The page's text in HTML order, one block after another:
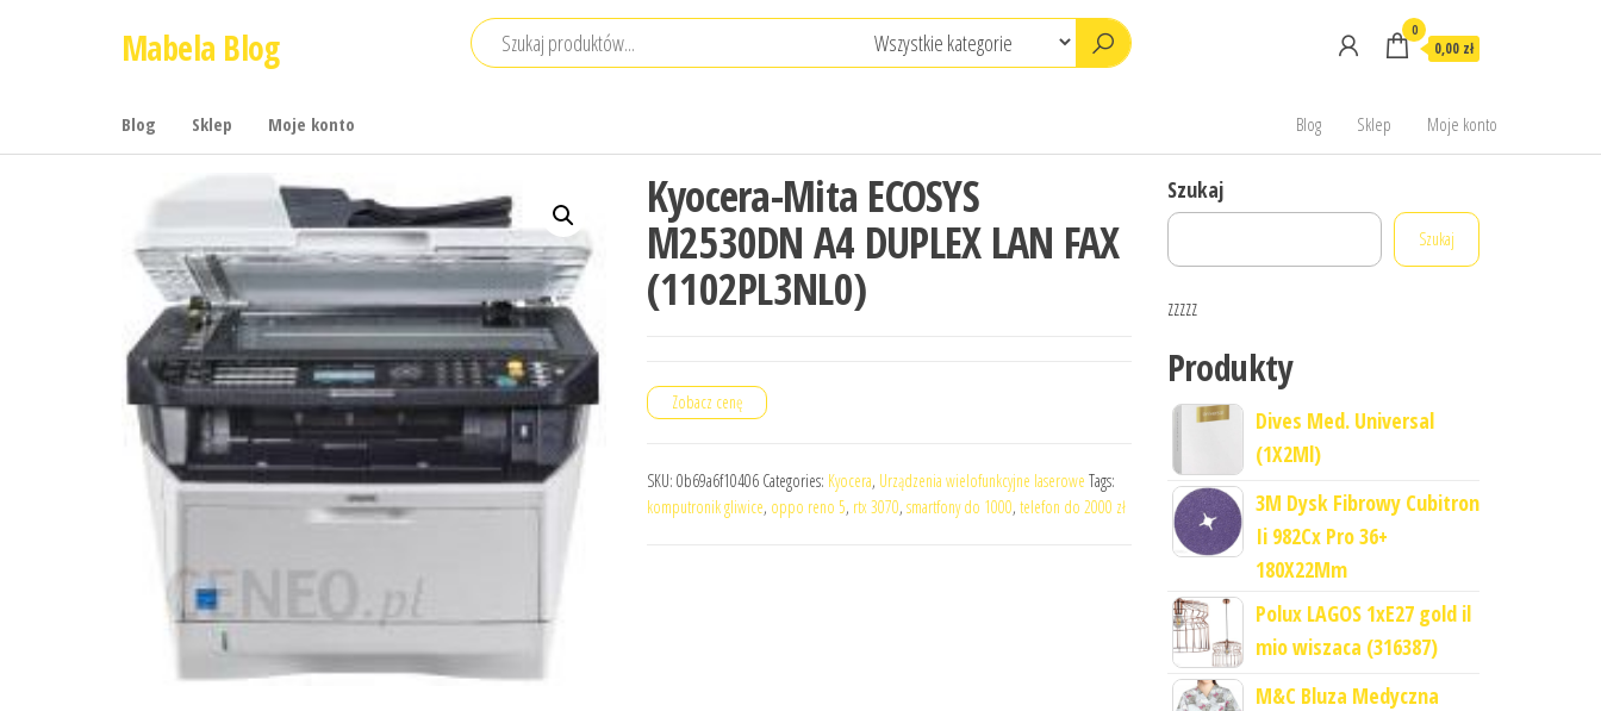
Mabela Blog 0
0,00 zł
Blog Sklep Moje konto Blog Sklep Moje konto
Kyocera-Mita ECOSYS
M2530DN A4 DUPLEX LAN FAX
(1102PL3NL0)
Zobacz cenę
SKU: 0b69a6f10406 Categories: Kyocera, Urządzenia wielofunkcyjne laserowe Tags:
komputronik gliwice, oppo reno 5, rtx 3070, smartfony do 1000, telefon do 2000 zł
Szukaj
Szukaj
zzzzz
Produkty
Dives Med. Universal
(1X2Ml)
3M Dysk Fibrowy Cubitron
Ii 982Cx Pro 36+
180X22Mm
Polux LAGOS 1xE27 gold il
mio wiszaca (316387)
M&C Bluza Medyczna